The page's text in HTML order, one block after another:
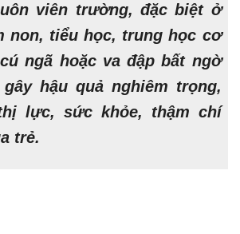
viên trường, đặc biệt ở
non, tiểu học, trung học cơ
ngã hoặc va đập bất ngờ
hậu quả nghiêm trọng,
lực, sức khỏe, thậm chí
trẻ.